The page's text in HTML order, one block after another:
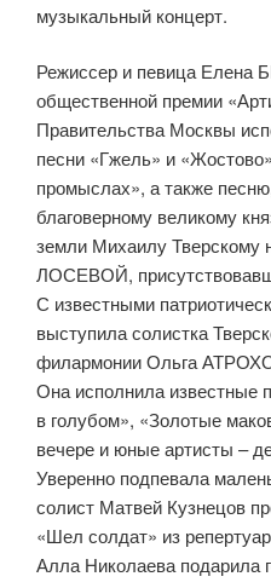
музыкальный концерт.
Режиссер и певица Елена
общественной премии
Правительства Москвы
песни «Гжель» и
промыслах», а также
благоверному великому
земли Михаилу Тверскому
ЛОСЕВОЙ,
С известными
выступила солистка
филармонии Ольга
Она исполнила известные
в голубом», «Золотые
вечере и юные артисты –
Уверенно подпевала
солист Матвей Кузнецов
«Шел солдат» из
Алла Николаева подарила